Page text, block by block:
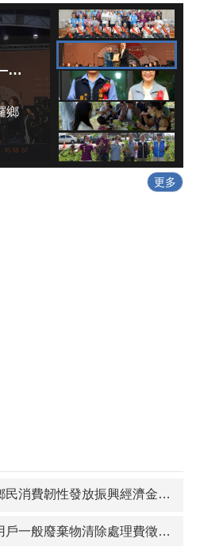
『苗栗縣社會住宅包租代管計畫』開放申請囉!房東優惠有『修繕補助』、『居家安全相關保險補助』、『所得稅、地價稅、房屋稅等賦稅優惠』；房客優惠有『租金優惠9~5折』、『公證費補助』及『代墊租金』，敬請把握!詳情請洽苗栗縣政府－公用事業科 柳先生 037-559633。
銅鑼一聲響‧管樂迎春聲—2022NTSO臺灣管樂團x銅鑼鄉公所聯合公益音樂會
鄉
更多
費韌性發放振興經濟金自治條例
般廢棄物清除處理費徵收」要點